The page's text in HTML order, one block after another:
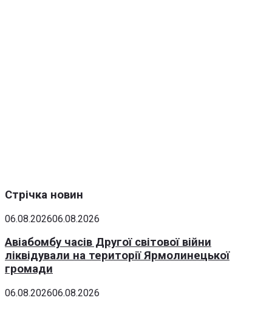
Стрічка новин
06.08.202606.08.2026
Авіабомбу часів Другої світової війни
ліквідували на території Ярмолинецької
громади
06.08.202606.08.2026